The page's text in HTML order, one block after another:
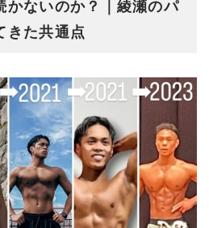
かないのか？｜綾瀬のパ
きた共通点